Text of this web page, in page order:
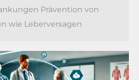
Prävention von
wie Leberversagen